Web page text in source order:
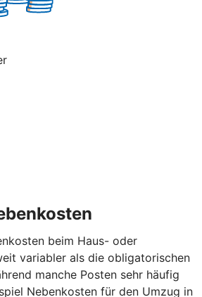
beim Haus- oder
variabler als die obligatorischen
manche Posten sehr häufig
Nebenkosten für den Umzug in